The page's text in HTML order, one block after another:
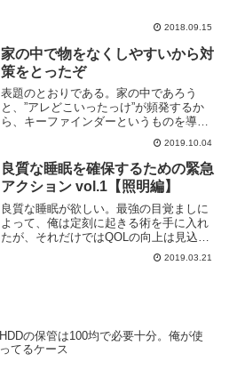
2018.09.15
家の中で物をなくしやすいから対
策をとったぞ
表題のとおりである。家の中であろう
と、”アレどこいったっけ”が頻発するか
ら、キーファインダーというものを導入
して数ヶ月かな？経った感想を書いてお
2019.10.04
良質な睡眠を確保するための緊急
アクション vol.1【照明編】
良質な睡眠が欲しい。最強の目覚ましに
よって、俺は定刻に起きる術を手に入れ
たが、それだけではQOLの向上は見込め
ない。起床論にも書いたが、起きられる
ようになったら、次は「質の良い睡眠を
2019.03.21
HDDの保管は100均で必要十分。俺が使
ってるケース